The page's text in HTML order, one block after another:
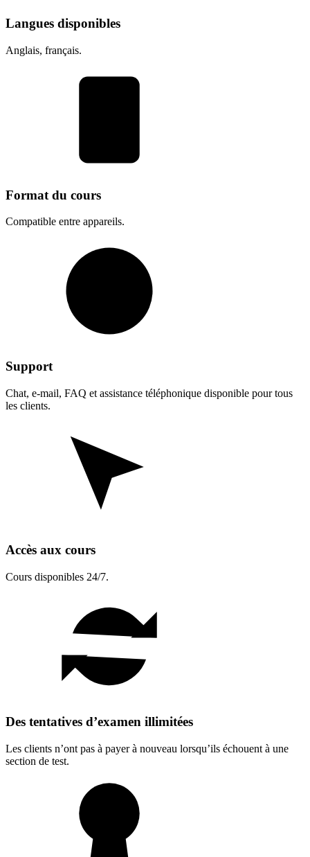
Langues disponibles
Anglais, français.
Format du cours
Compatible entre appareils.
Support
Chat, e-mail, FAQ et assistance téléphonique disponible pour tous
les clients.
Accès aux cours
Cours disponibles 24/7.
Des tentatives d’examen illimitées
Les clients n’ont pas à payer à nouveau lorsqu’ils échouent à une
section de test.